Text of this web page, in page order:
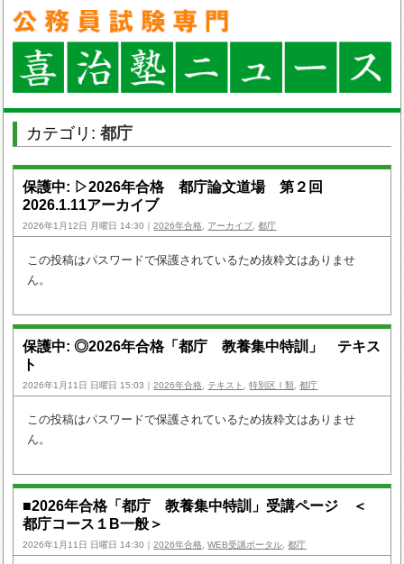
カテゴリ:都庁
保護中: ▷2026年合格 都庁論文道場 第２回
2026.1.11アーカイブ
2026年1月12日 月曜日 14:30｜2026年合格, アーカイブ,都庁
この投稿はパスワードで保護されているため抜粋文はありませ
ん。
保護中: ◎2026年合格「都庁 教養集中特訓」 テキス
ト
2026年1月11日 日曜日 15:03｜2026年合格, テキスト ,特別区Ⅰ類,都庁
この投稿はパスワードで保護されているため抜粋文はありませ
ん。
■2026年合格「都庁 教養集中特訓」受講ページ ＜
都庁コース１B一般＞
2026年1月11日 日曜日 14:30｜2026年合格,WEB受講ポータル,都庁